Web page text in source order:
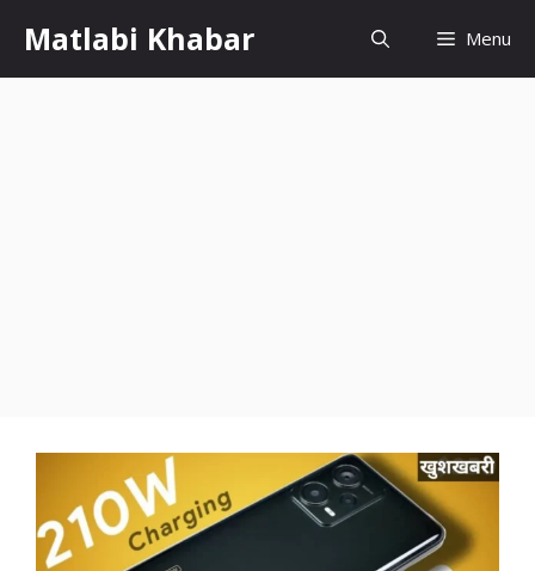
content
Matlabi Khabar Menu